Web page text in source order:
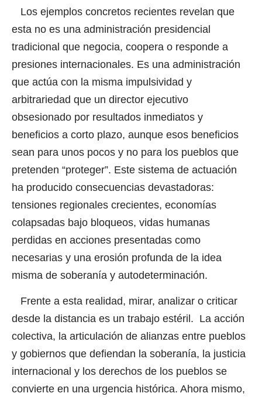
Los ejemplos concretos recientes revelan que
esta no es una administración presidencial
tradicional que negocia, coopera o responde a
presiones internacionales. Es una administración
que actúa con la misma impulsividad y
arbitrariedad que un director ejecutivo
obsesionado por resultados inmediatos y
beneficios a corto plazo, aunque esos beneficios
sean para unos pocos y no para los pueblos que
pretenden “proteger”. Este sistema de actuación
ha producido consecuencias devastadoras:
tensiones regionales crecientes, economías
colapsadas bajo bloqueos, vidas humanas
perdidas en acciones presentadas como
necesarias y una erosión profunda de la idea
misma de soberanía y autodeterminación.
Frente a esta realidad, mirar, analizar o criticar
desde la distancia es un trabajo estéril. La acción
colectiva, la articulación de alianzas entre pueblos
y gobiernos que defiendan la soberanía, la justicia
internacional y los derechos de los pueblos se
convierte en una urgencia histórica. Ahora mismo,